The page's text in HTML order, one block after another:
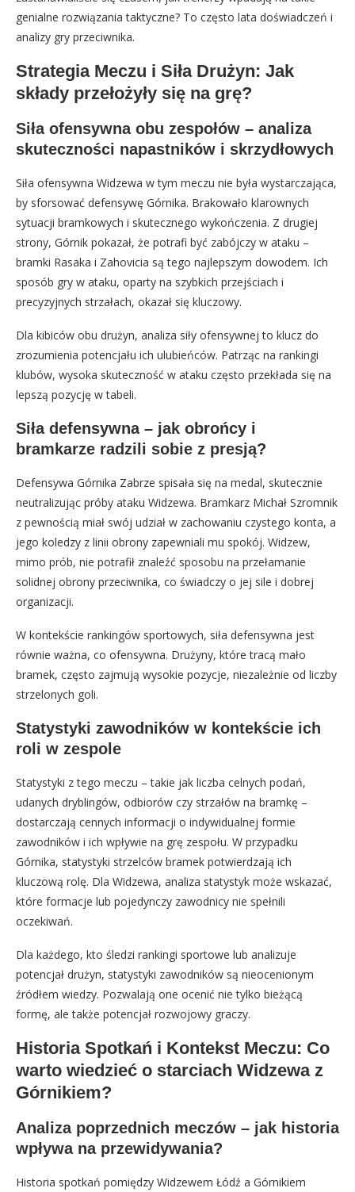
genialne rozwiązania taktyczne? To często lata doświadczeń i
analizy gry przeciwnika.
Strategia Meczu i Siła Drużyn: Jak
składy przełożyły się na grę?
Siła ofensywna obu zespołów – analiza
skuteczności napastników i skrzydłowych
Siła ofensywna Widzewa w tym meczu nie była wystarczająca,
by sforsować defensywę Górnika. Brakowało klarownych
sytuacji bramkowych i skutecznego wykończenia. Z drugiej
strony, Górnik pokazał, że potrafi być zabójczy w ataku –
bramki Rasaka i Zahovicia są tego najlepszym dowodem. Ich
sposób gry w ataku, oparty na szybkich przejściach i
precyzyjnych strzałach, okazał się kluczowy.
Dla kibiców obu drużyn, analiza siły ofensywnej to klucz do
zrozumienia potencjału ich ulubieńców. Patrząc na rankingi
klubów, wysoka skuteczność w ataku często przekłada się na
lepszą pozycję w tabeli.
Siła defensywna – jak obrońcy i
bramkarze radzili sobie z presją?
Defensywa Górnika Zabrze spisała się na medal, skutecznie
neutralizując próby ataku Widzewa. Bramkarz Michał Szromnik
z pewnością miał swój udział w zachowaniu czystego konta, a
jego koledzy z linii obrony zapewniali mu spokój. Widzew,
mimo prób, nie potrafił znaleźć sposobu na przełamanie
solidnej obrony przeciwnika, co świadczy o jej sile i dobrej
organizacji.
W kontekście rankingów sportowych, siła defensywna jest
równie ważna, co ofensywna. Drużyny, które tracą mało
bramek, często zajmują wysokie pozycje, niezależnie od liczby
strzelonych goli.
Statystyki zawodników w kontekście ich
roli w zespole
Statystyki z tego meczu – takie jak liczba celnych podań,
udanych dryblingów, odbiorów czy strzałów na bramkę –
dostarczają cennych informacji o indywidualnej formie
zawodników i ich wpływie na grę zespołu. W przypadku
Górnika, statystyki strzelców bramek potwierdzają ich
kluczową rolę. Dla Widzewa, analiza statystyk może wskazać,
które formacje lub pojedynczy zawodnicy nie spełnili
oczekiwań.
Dla każdego, kto śledzi rankingi sportowe lub analizuje
potencjał drużyn, statystyki zawodników są nieocenionym
źródłem wiedzy. Pozwalają one ocenić nie tylko bieżącą
formę, ale także potencjał rozwojowy graczy.
Historia Spotkań i Kontekst Meczu: Co
warto wiedzieć o starciach Widzewa z
Górnikiem?
Analiza poprzednich meczów – jak historia
wpływa na przewidywania?
Historia spotkań pomiędzy Widzewem Łódź a Górnikiem